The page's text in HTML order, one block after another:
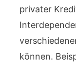
privater
können.